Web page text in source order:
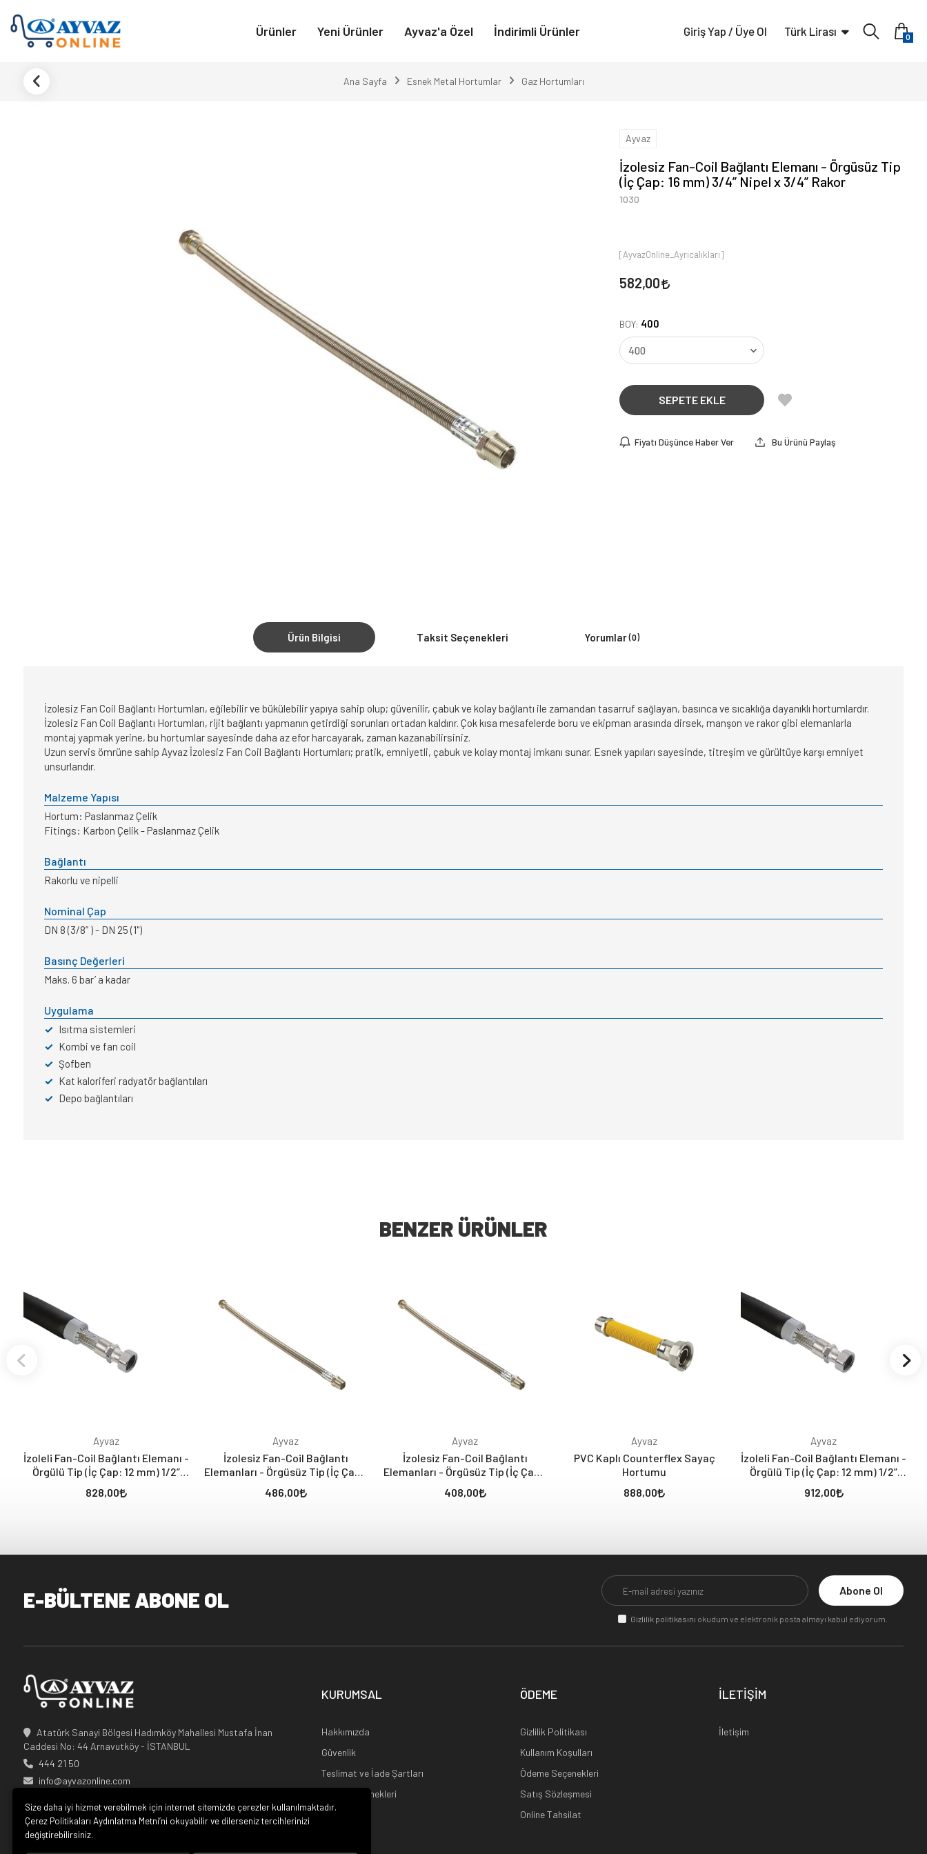
Ürünler Yeni Ürünler Ayvaz'a Özel İndirimli Ürünler Giriş Yap / Üye Ol Türk Lirası 0
Ana Sayfa Esnek Metal Hortumlar Gaz Hortumları
Ayvaz
İzolesiz Fan-Coil Bağlantı Elemanı - Örgüsüz Tip
(İç Çap: 16 mm) 3/4” Nipel x 3/4” Rakor
1030
[AyvazOnline_Ayrıcalıkları]
582,00
BOY: 400
SEPETE EKLE
Fiyatı Düşünce Haber Ver Bu Ürünü Paylaş
Ürün Bilgisi Taksit Seçenekleri Yorumlar(0)
İzolesiz Fan Coil Bağlantı Hortumları, eğilebilir ve bükülebilir yapıya sahip olup; güvenilir, çabuk ve kolay bağlantı ile zamandan tasarruf sağlayan, basınca ve sıcaklığa dayanıklı hortumlardır.
İzolesiz Fan Coil Bağlantı Hortumları, rijit bağlantı yapmanın getirdiği sorunları ortadan kaldırır. Çok kısa mesafelerde boru ve ekipman arasında dirsek, manşon ve rakor gibi elemanlarla
montaj yapmak yerine, bu hortumlar sayesinde daha az efor harcayarak, zaman kazanabilirsiniz.
Uzun servis ömrüne sahip Ayvaz İzolesiz Fan Coil Bağlantı Hortumları; pratik, emniyetli, çabuk ve kolay montaj imkanı sunar. Esnek yapıları sayesinde, titreşim ve gürültüye karşı emniyet
unsurlarıdır.
Malzeme Yapısı
Hortum: Paslanmaz Çelik
Fitings: Karbon Çelik - Paslanmaz Çelik
Bağlantı
Rakorlu ve nipelli
Nominal Çap
DN 8 (3/8” ) - DN 25 (1")
Basınç Değerleri
Maks. 6 bar’ a kadar
Uygulama
✓ Isıtma sistemleri
✓ Kombi ve fan coil
✓ Şofben
✓ Kat kaloriferi radyatör bağlantıları
✓ Depo bağlantıları
BENZER ÜRÜNLER
Ayvaz
İzoleli Fan-Coil Bağlantı Elemanı -
Örgülü Tip (İç Çap: 12 mm) 1/2”
Nipel x 1/2” Rakor
828,00
Ayvaz
İzolesiz Fan-Coil Bağlantı
Elemanları - Örgüsüz Tip (İç Çapı:
12 mm) 1/2” Nipel x 3/4” Rakor
486,00
Ayvaz
İzolesiz Fan-Coil Bağlantı
Elemanları - Örgüsüz Tip (İç Çapı:
12 mm) 1/2” Nipel x 1/2” Rakor
408,00
Ayvaz
PVC Kaplı Counterflex Sayaç
Hortumu
888,00
Ayvaz
İzoleli Fan-Coil Bağlantı Elemanı -
Örgülü Tip (İç Çap: 12 mm) 1/2”
Nipel x 3/4” Rakor
912,00
E-BÜLTENE ABONE OL Abone Ol
Gizlilik politikasını okudum ve elektronik posta almayı kabul ediyorum.
Atatürk Sanayi Bölgesi Hadımköy Mahallesi Mustafa İnan
Caddesi No: 44 Arnavutköy - İSTANBUL
444 21 50
info@ayvazonline.com
KURUMSAL
Hakkımızda
Güvenlik
Teslimat ve İade Şartları
Kargo Seçenekleri
Ana Sayfa
ÖDEME
Gizlilik Politikası
Kullanım Koşulları
Ödeme Seçenekleri
Satış Sözleşmesi
Online Tahsilat
İLETİŞİM
İletişim
Size daha iyi hizmet verebilmek için internet sitemizde çerezler kullanılmaktadır.
Çerez Politikaları Aydınlatma Metni’ni okuyabilir ve dilerseniz tercihlerinizi
değiştirebilirsiniz.